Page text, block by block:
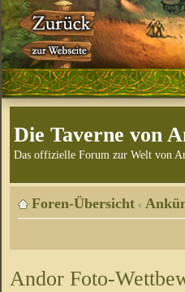
Die Taverne von
Das offizielle Forum zur Welt von
Foren-Übersicht ‹
Andor Foto-